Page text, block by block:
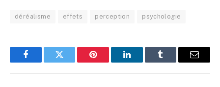
déréalisme effets perception psychologie
FacebookTwitter Pinterest LinkedInTumblr
E-